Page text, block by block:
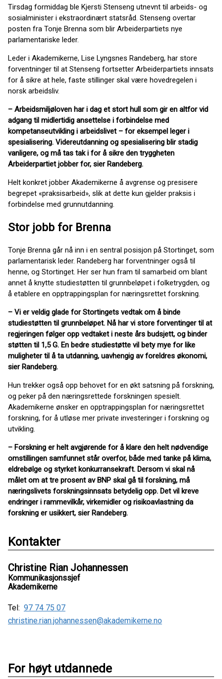
Tirsdag formiddag ble Kjersti Stenseng utnevnt til arbeids- og
sosialminister i ekstraordinært statsråd. Stenseng overtar
posten fra Tonje Brenna som blir Arbeiderpartiets nye
parlamentariske leder.
Leder i Akademikerne, Lise Lyngsnes Randeberg, har store
forventninger til at Stenseng fortsetter Arbeiderpartiets innsats
for å sikre at hele, faste stillinger skal være hovedregelen i
norsk arbeidsliv.
– Arbeidsmiljøloven har i dag et stort hull som gir en altfor vid
adgang til midlertidig ansettelse i forbindelse med
kompetanseutvikling i arbeidslivet – for eksempel leger i
spesialisering. Videreutdanning og spesialisering blir stadig
vanligere, og må tas tak i for å sikre den tryggheten
Arbeiderpartiet jobber for, sier Randeberg.
Helt konkret jobber Akademikerne å avgrense og presisere
begrepet «praksisarbeid», slik at dette kun gjelder praksis i
forbindelse med grunnutdanning.
Stor jobb for Brenna
Tonje Brenna går nå inn i en sentral posisjon på Stortinget, som
parlamentarisk leder. Randeberg har forventninger også til
henne, og Stortinget. Her ser hun fram til samarbeid om blant
annet å knytte studiestøtten til grunnbeløpet i folketrygden, og
å etablere en opptrappingsplan for næringsrettet forskning.
– Vi er veldig glade for Stortingets vedtak om å binde
studiestøtten til grunnbeløpet. Nå har vi store forventinger til at
regjeringen følger opp vedtaket i neste års budsjett, og binder
støtten til 1,5 G. En bedre studiestøtte vil bety mye for like
muligheter til å ta utdanning, uavhengig av foreldres økonomi,
sier Randeberg.
Hun trekker også opp behovet for en økt satsning på forskning,
og peker på den næringsrettede forskningen spesielt.
Akademikerne ønsker en opptrappingsplan for næringsrettet
forskning, for å utløse mer private investeringer i forskning og
utvikling.
– Forskning er helt avgjørende for å klare den helt nødvendige
omstillingen samfunnet står overfor, både med tanke på klima,
eldrebølge og styrket konkurransekraft. Dersom vi skal nå
målet om at tre prosent av BNP skal gå til forskning, må
næringslivets forskningsinnsats betydelig opp. Det vil kreve
endringer i rammevilkår, virkemidler og risikoavlastning da
forskning er usikkert, sier Randeberg.
Kontakter
Christine Rian Johannessen
Kommunikasjonssjef
Akademikerne
Tel: 97 74 75 07
christine.rian.johannessen@akademikerne.no
For høyt utdannede